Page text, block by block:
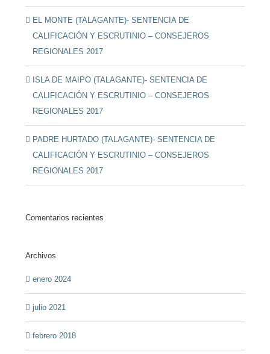
EL MONTE (TALAGANTE)- SENTENCIA DE
CALIFICACIÓN Y ESCRUTINIO – CONSEJEROS
REGIONALES 2017
ISLA DE MAIPO (TALAGANTE)- SENTENCIA DE
CALIFICACIÓN Y ESCRUTINIO – CONSEJEROS
REGIONALES 2017
PADRE HURTADO (TALAGANTE)- SENTENCIA DE
CALIFICACIÓN Y ESCRUTINIO – CONSEJEROS
REGIONALES 2017
Comentarios recientes
Archivos
enero 2024
julio 2021
febrero 2018